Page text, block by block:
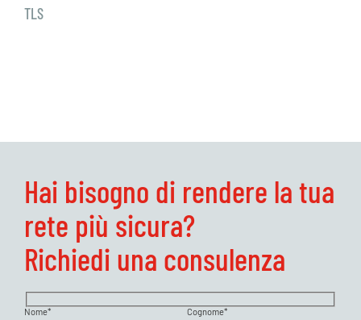
TLS
Hai bisogno di rendere la tua
rete più sicura?
Richiedi una consulenza
Nome* Cognome*